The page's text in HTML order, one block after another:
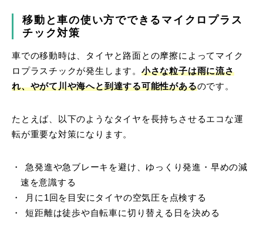
移動と車の使い方でできるマイクロプラス
チック対策
車での移動時は、タイヤと路面との摩擦によってマイク
ロプラスチックが発生します。 小さな粒子は雨に流さ
れ、やがて川や海へと到達する可能性があるのです。
たとえば、以下のようなタイヤを長持ちさせるエコな運
転が重要な対策になります。
急発進や急ブレーキを避け、ゆっくり発進・早めの減
速を意識する
月に1回を目安にタイヤの空気圧を点検する
短距離は徒歩や自転車に切り替える日を決める